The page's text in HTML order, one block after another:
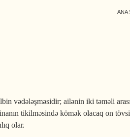
ANA
vədələşməsidir; ailənin iki təməli
tikilməsində kömək olacaq on
olar.